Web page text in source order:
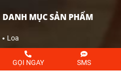
DANH MỤC SẢN PHẨM
Loa
Micro
GỌI NGAY SMS